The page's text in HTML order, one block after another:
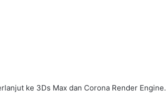
ke 3Ds Max dan Corona Render Engine.